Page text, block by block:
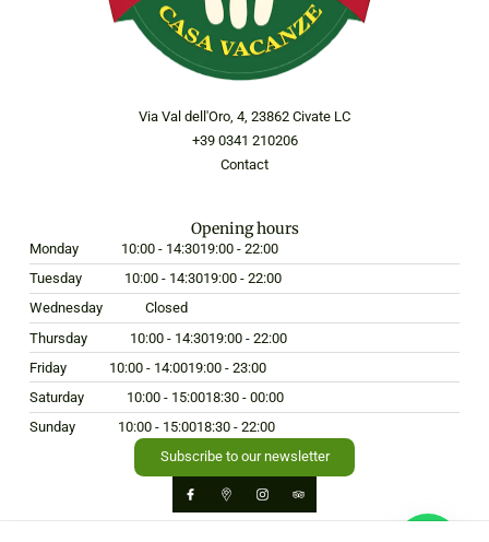
Via Val dell'Oro, 4, 23862 Civate LC
+39 0341 210206
Contact
Opening hours
Monday 10:00 - 14:3019:00 - 22:00
Tuesday
10:00 - 14:3019:00 - 22:00
Wednesday
Closed
Thursday
10:00 - 14:3019:00 - 22:00
Friday
10:00 - 14:0019:00 - 23:00
Saturday
10:00 - 15:0018:30 - 00:00
Sunday
10:00 - 15:0018:30 - 22:00
Subscribe to our newsletter